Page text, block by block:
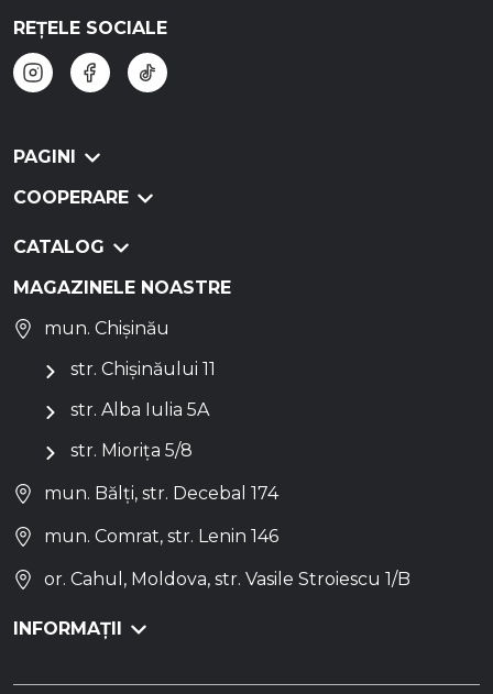
REȚELE SOCIALE
PAGINI
COOPERARE
CATALOG
MAGAZINELE NOASTRE
mun. Chișinău
str. Chișinăului 11
str. Alba Iulia 5A
str. Miorița 5/8
mun. Bălți, str. Decebal 174
mun. Comrat, str. Lenin 146
or. Cahul, Moldova, str. Vasile Stroiescu 1/B
INFORMAȚII